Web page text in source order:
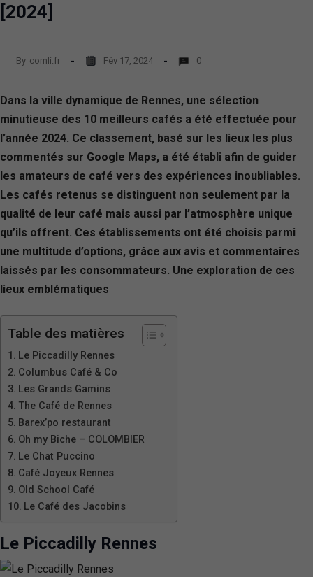
[2024]
By comli.fr Fév 17, 2024 0
Dans la ville dynamique de Rennes, une sélection
minutieuse des 10 meilleurs cafés a été effectuée pour
l’année 2024. Ce classement, basé sur les lieux les plus
commentés sur Google Maps, a été établi afin de guider
les amateurs de café vers des expériences inoubliables.
Les cafés retenus se distinguent non seulement par la
qualité de leur café mais aussi par l’atmosphère unique
qu’ils offrent. Ces établissements ont été choisis parmi
une multitude d’options, grâce aux avis et commentaires
laissés par les consommateurs. Une exploration de ces
lieux emblématiques
Table des matières
Le Piccadilly Rennes
Columbus Café & Co
Les Grands Gamins
The Café de Rennes
Barex’po restaurant
Oh my Biche – COLOMBIER
Le Chat Puccino
Café Joyeux Rennes
Old School Café
Le Café des Jacobins
Le Piccadilly Rennes